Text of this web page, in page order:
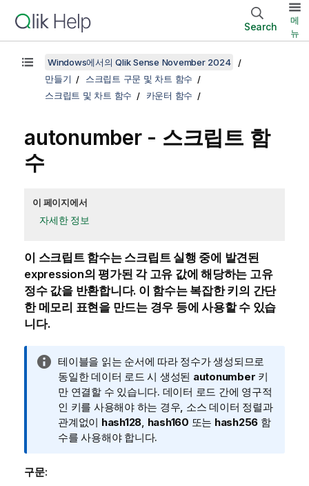
Search
메
뉴
Windows에서의 Qlik Sense November 2024
만들기
스크립트 구문 및 차트 함수
스크립트 및 차트 함수
카운터 함수
autonumber - 스크립트 함
수
이 페이지에서
자세한 정보
이 스크립트 함수는 스크립트 실행 중에 발견된
expression의 평가된 각 고유 값에 해당하는 고유
정수 값을 반환합니다. 이 함수는 복잡한 키의 간단
한 메모리 표현을 만드는 경우 등에 사용할 수 있습
니다.
정
보
메
모
테이블을 읽는 순서에 따라 정수가 생성되므로
동일한 데이터 로드 시 생성된 autonumber 키
만 연결할 수 있습니다. 데이터 로드 간에 영구적
인 키를 사용해야 하는 경우, 소스 데이터 정렬과
관계없이 hash128, hash160 또는 hash256 함
수를 사용해야 합니다.
구문: